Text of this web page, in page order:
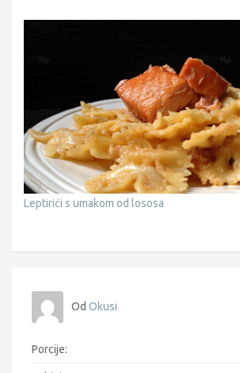
Leptirići s umakom od lososa
Od Okusi
Porcije: